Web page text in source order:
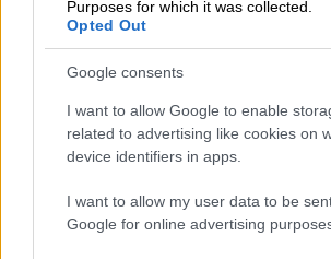
Purposes for which it was collected.
Opted Out
Google consents
I want to allow Google to enable
related to advertising like cookies on
device identifiers in apps.
I want to allow my user data to be
Google for online advertising
προβλημάτων, αλλά να
δεσμεύσεις για την
των ζητημάτων.
«Αυτό επετεύχθη με
Το εύρος των ανακοινώσεων
που έχει δημιουργήσει αυτή η